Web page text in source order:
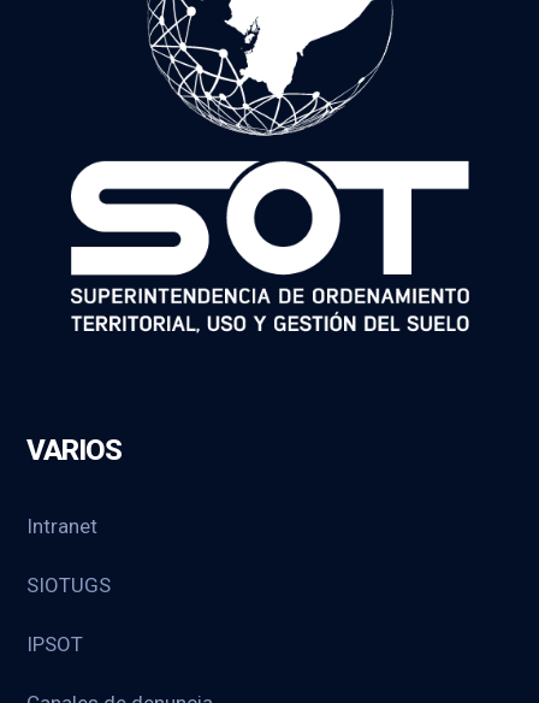
VARIOS
Intranet
SIOTUGS
IPSOT